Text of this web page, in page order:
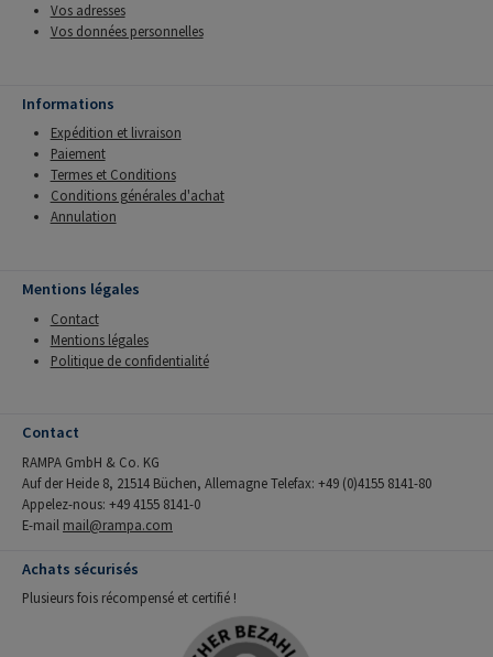
Vos adresses
Vos données personnelles
Informations
Expédition et livraison
Paiement
Termes et Conditions
Conditions générales d'achat
Annulation
Mentions légales
Contact
Mentions légales
Politique de confidentialité
Contact
RAMPA GmbH & Co. KG
Auf der Heide 8, 21514 Büchen, Allemagne Telefax: +49 (0)4155 8141-80
Appelez-nous: +49 4155 8141-0
E-mail mail@rampa.com
Achats sécurisés
Plusieurs fois récompensé et certifié !